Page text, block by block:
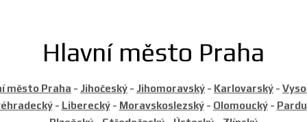
Hlavní město Praha
město Praha - Jihočeský - Jihomoravský - Karlovarský -
- Liberecký- Moravskoslezský- Olomoucký-